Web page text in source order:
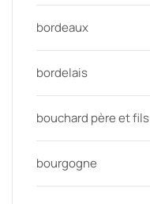
bordeaux
bordelais
bouchard père et fils
bourgogne